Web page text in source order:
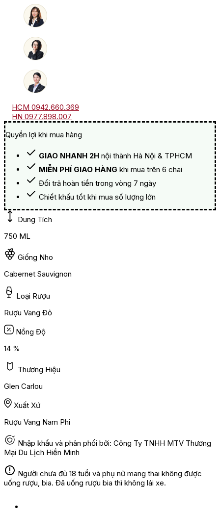
Cabernet
Sauvignon
HCM 0942.660.369
HN 0977.898.007
Quyền lợi khi mua hàng
GIAO NHANH 2H nội thành Hà Nội & TPHCM
MIỄN PHÍ GIAO HÀNG khi mua trên 6 chai
Đổi trả hoàn tiền trong vòng 7 ngày
Chiết khấu tốt khi mua số lượng lớn
Dung Tích
750 ML
Giống Nho
Cabernet Sauvignon
Loại Rượu
Rượu Vang Đỏ
Nồng Độ
14 %
Thương Hiệu
Glen Carlou
Xuất Xứ
Rượu Vang Nam Phi
Nhập khẩu và phân phối bởi: Công Ty TNHH MTV Thương
Mại Du Lịch Hiền Minh
Người chưa đủ 18 tuổi và phụ nữ mang thai không được
uống rượu, bia. Đã uống rượu bia thì không lái xe.